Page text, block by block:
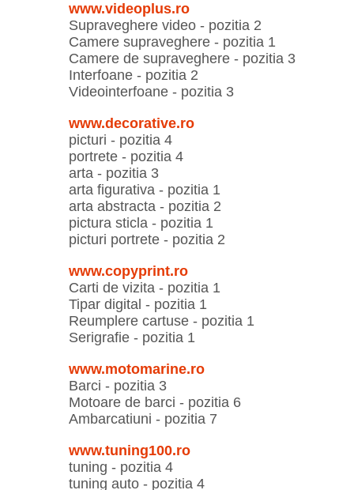
www.videoplus.ro
Supraveghere video - pozitia 2
Camere supraveghere - pozitia 1
Camere de supraveghere - pozitia 3
Interfoane - pozitia 2
Videointerfoane - pozitia 3
www.decorative.ro
picturi - pozitia 4
portrete - pozitia 4
arta - pozitia 3
arta figurativa - pozitia 1
arta abstracta - pozitia 2
pictura sticla - pozitia 1
picturi portrete - pozitia 2
www.copyprint.ro
Carti de vizita - pozitia 1
Tipar digital - pozitia 1
Reumplere cartuse - pozitia 1
Serigrafie - pozitia 1
www.motomarine.ro
Barci - pozitia 3
Motoare de barci - pozitia 6
Ambarcatiuni - pozitia 7
www.tuning100.ro
tuning - pozitia 4
tuning auto - pozitia 4